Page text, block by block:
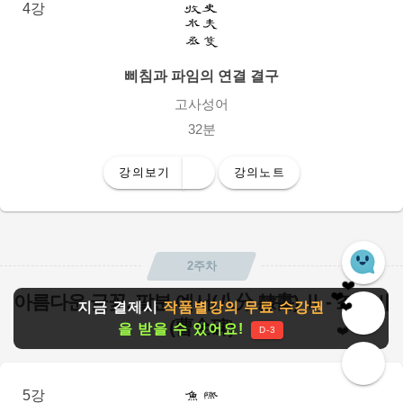
지금 결제시작품별강의 무료 수강권
을 받을 수 있어요!
D-3
4강
삐침과 파임의 연결 결구
고사성어
32분
강의보기 강의노트
2주차
아름다운 글꽃, 팔분 예서(八分 隸書) Ⅱ - 조전비
(曹全碑)
5강
❤️❤️